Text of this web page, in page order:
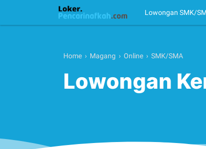
Lowongan SMK/
Home › Magang › Online › SMK/SMA
Lowongan